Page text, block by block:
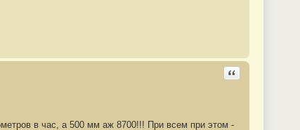
Ответить с
в час, а 500 мм аж 8700!!! При всем при этом -